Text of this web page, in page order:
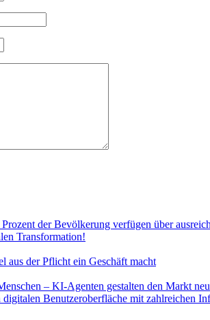
Transformation!
aus der Pflicht ein Geschäft macht
– KI-Agenten gestalten den Markt neu